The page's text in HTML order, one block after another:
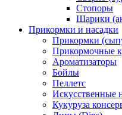
Стопоры
Шарики
Прикормки и насадки
Прикормки
Прикормочные
Ароматизаторы
Бойлы
Пеллетс
Искусственные
Кукуруза